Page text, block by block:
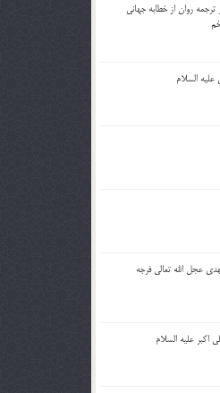
روان از خطابه جهانی
علیه السلام
عجل الله تعالی فرجه
اکبر علیه السلام